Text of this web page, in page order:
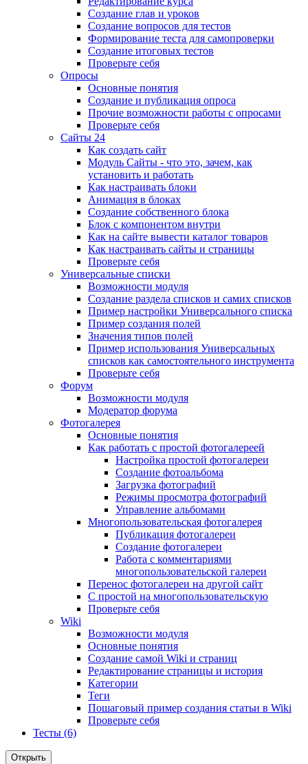
Создание глав и уроков
Создание вопросов для тестов
Формирование теста для самопроверки
Создание итоговых тестов
Проверьте себя
Опросы
Основные понятия
Создание и публикация опроса
Прочие возможности работы с опросами
Проверьте себя
Сайты 24
Как создать сайт
Модуль Сайты - что это, зачем, как
установить и работать
Как настраивать блоки
Анимация в блоках
Создание собственного блока
Блок с компонентом внутри
Как на сайте вывести каталог товаров
Как настраивать сайты и страницы
Проверьте себя
Универсальные списки
Возможности модуля
Создание раздела списков и самих списков
Пример настройки Универсального списка
Пример создания полей
Значения типов полей
Пример использования Универсальных
списков как самостоятельного инструмента
Проверьте себя
Форум
Возможности модуля
Модератор форума
Фотогалерея
Основные понятия
Как работать с простой фотогалереей
Настройка простой фотогалереи
Создание фотоальбома
Загрузка фотографий
Режимы просмотра фотографий
Управление альбомами
Многопользовательская фотогалерея
Публикация фотогалереи
Создание фотогалереи
Работа с комментариями
многопользовательской галереи
Перенос фотогалереи на другой сайт
С простой на многопользовательскую
Проверьте себя
Wiki
Возможности модуля
Основные понятия
Создание самой Wiki и страниц
Редактирование страницы и история
Категории
Теги
Пошаговый пример создания статьи в Wiki
Проверьте себя
Тесты (6)
Открыть